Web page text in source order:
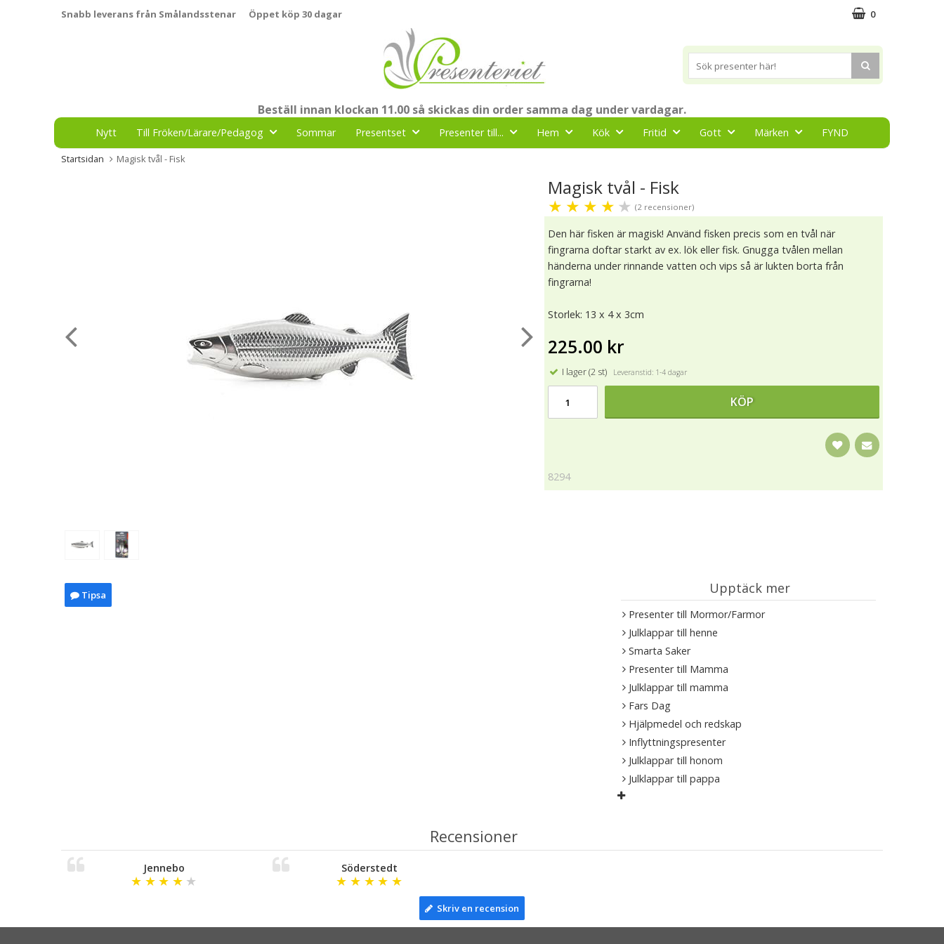
Snabb leverans från Smålandsstenar Öppet köp 30 dagar 0
Beställ innan klockan 11.00 så skickas din order samma dag under vardagar.
Nytt Till Fröken/Lärare/Pedagog Sommar Presentset Presenter till... Hem Kök Fritid Gott Märken FYND
Startsidan Magisk tvål - Fisk
Magisk tvål - Fisk
★ ★ ★ ★ ★ (2 recensioner)
Den här fisken är magisk! Använd fisken precis som en tvål när
fingrarna doftar starkt av ex. lök eller fisk. Gnugga tvålen mellan
händerna under rinnande vatten och vips så är lukten borta från
fingrarna!
Storlek: 13 x 4 x 3cm
225.00 kr
I lager (2 st) Leveranstid: 1-4 dagar
KÖP
8294
Tipsa Upptäck mer
Presenter till Mormor/Farmor
Julklappar till henne
Smarta Saker
Presenter till Mamma
Julklappar till mamma
Fars Dag
Hjälpmedel och redskap
Inflyttningspresenter
Julklappar till honom
Julklappar till pappa
Recensioner
Jennebo
★★ ★ ★ ★
Söderstedt
★ ★ ★ ★ ★
Skriv en recension